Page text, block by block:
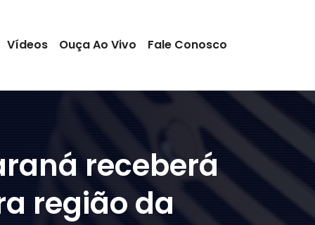
Vídeos Ouça Ao Vivo Fale Conosco
receberá
região da